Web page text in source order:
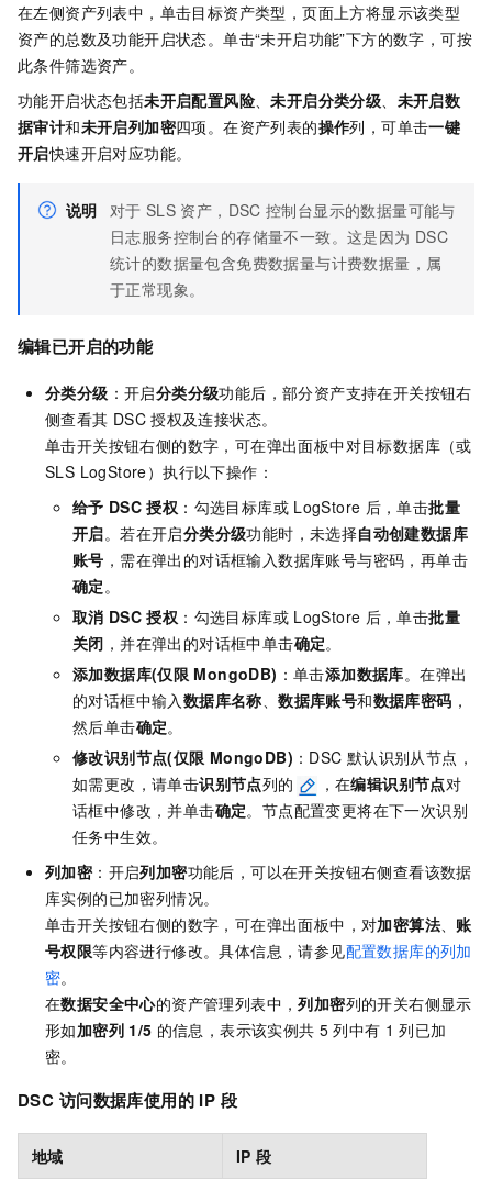
在左侧资产列表中，单击目标资产类型，页面上方将显示该类型
资产的总数及功能开启状态。单击“未开启功能”下方的数字，可按
此条件筛选资产。
功能开启状态包括未开启配置风险、未开启分类分级、 未开启数
据审计和未开启列加密四项。在资产列表的操作列，可单击一键
开启快速开启对应功能。
说明 对于 SLS 资产，DSC 控制台显示的数据量可能与
日志服务控制台的存储量不一致。这是因为 DSC
统计的数据量包含免费数据量与计费数据量，属
于正常现象。
编辑已开启的功能
分类分级 ：开启分类分级功能后，部分资产支持在开关按钮右
侧查看其 DSC 授权及连接状态。
单击开关按钮右侧的数字，可在弹出面板中对目标数据库（或
SLS LogStore）执行以下操作：
给予 DSC 授权 ：勾选目标库或 LogStore 后，单击批量
开启。若在开启分类分级功能时，未选择自动创建数据库
账号 ，需在弹出的对话框输入数据库账号与密码，再单击
确定。
取消 DSC 授权 ：勾选目标库或 LogStore 后，单击批量
关闭 ，并在弹出的对话框中单击确定。
添加数据库(仅限 MongoDB) ：单击添加数据库。在弹出
的对话框中输入数据库名称、数据库账号和数据库密码 ，
然后单击确定。
修改识别节点(仅限 MongoDB) ：DSC 默认识别从节点，
如需更改，请单击识别节点列的 ，在编辑识别节点对
话框中修改，并单击确定。节点配置变更将在下一次识别
任务中生效。
列加密：开启列加密功能后，可以在开关按钮右侧查看该数据
库实例的已加密列情况。
单击开关按钮右侧的数字，可在弹出面板中，对加密算法、 账
号权限等内容进行修改。具体信息，请参见配置数据库的列加
密。
在数据安全中心的资产管理列表中，列加密列的开关右侧显示
形如加密列 1/5 的信息，表示该实例共 5 列中有 1 列已加
密。
DSC 访问数据库使用的 IP 段
地域 IP 段